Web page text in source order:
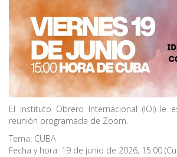
El Instituto Obrero Internacional (IOI) le
reunión programada de Zoom.
Tema: CUBA
Fecha y hora: 19 de junio de 2026, 15:00